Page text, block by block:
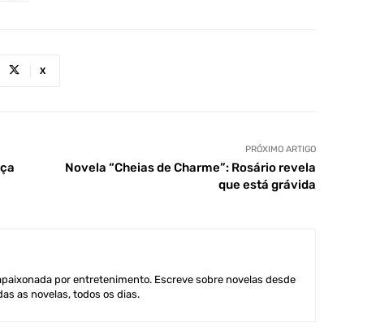
X
PRÓXIMO ARTIGO
Novela “Cheias de Charme”: Rosário revela
que está grávida
por entretenimento. Escreve sobre novelas desde
as novelas, todos os dias.